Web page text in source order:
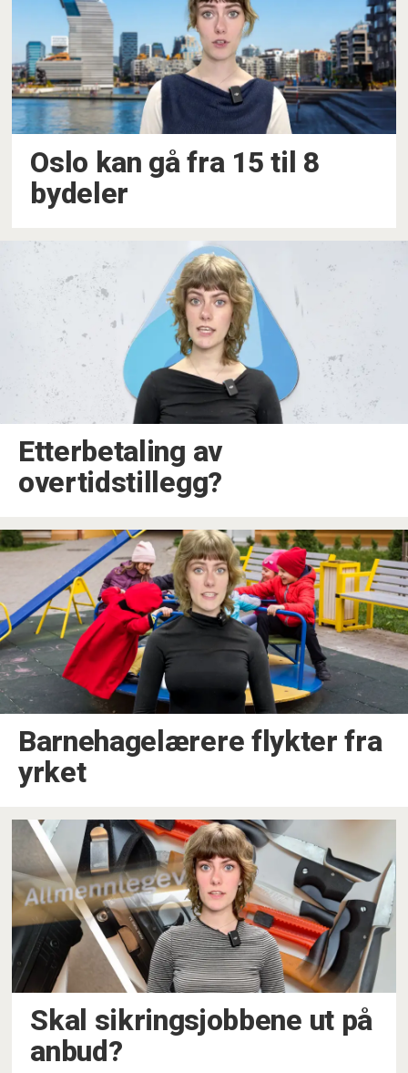
Oslo kan gå fra 15 til 8
bydeler
Etterbetaling av
overtidstillegg?
Barnehagelærere flykter fra
yrket
Skal sikringsjobbene ut på
anbud?